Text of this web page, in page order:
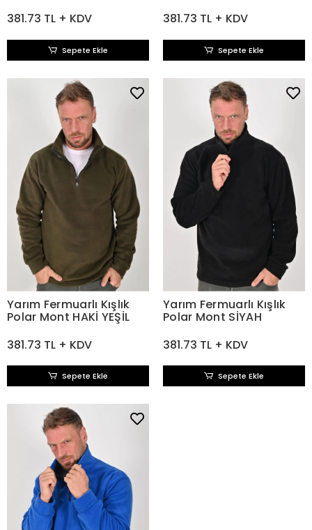
381.73 TL + KDV
Sepete Ekle
381.73 TL + KDV
Sepete Ekle
Yarım Fermuarlı Kışlık
Polar Mont HAKİ YEŞİL
381.73 TL + KDV
Sepete Ekle
Yarım Fermuarlı Kışlık
Polar Mont SİYAH
381.73 TL + KDV
Sepete Ekle